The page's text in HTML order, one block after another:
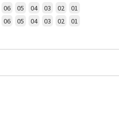
06 05 04 03 02 01
06 05 04 03 02
01